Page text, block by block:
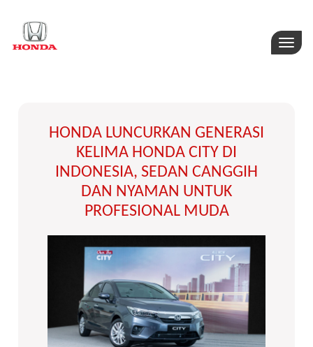
Toggle
HONDA LUNCURKAN GENERASI
KELIMA HONDA CITY DI
INDONESIA, SEDAN CANGGIH
DAN NYAMAN UNTUK
PROFESIONAL MUDA